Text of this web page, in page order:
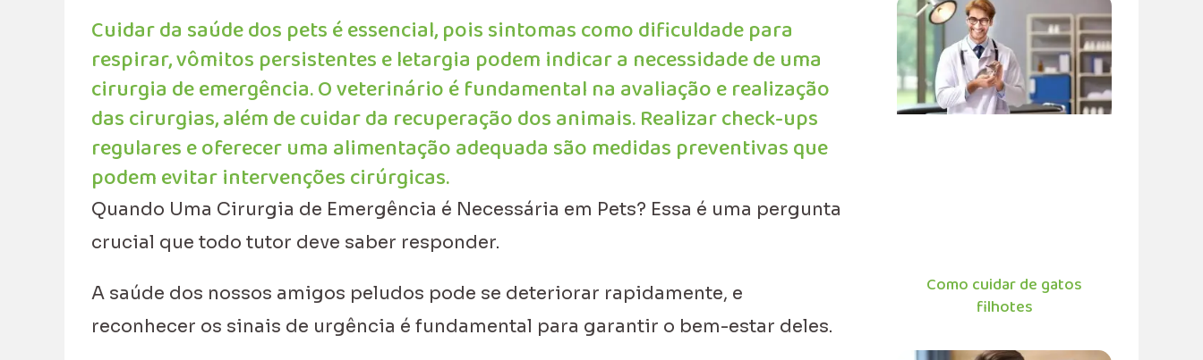
Cuidar da saúde dos pets é essencial, pois sintomas como dificuldade para
respirar, vômitos persistentes e letargia podem indicar a necessidade de uma
cirurgia de emergência. O veterinário é fundamental na avaliação e realização
das cirurgias, além de cuidar da recuperação dos animais. Realizar check-ups
regulares e oferecer uma alimentação adequada são medidas preventivas que
podem evitar intervenções cirúrgicas.
Quando Uma Cirurgia de Emergência é Necessária em Pets? Essa é uma pergunta
crucial que todo tutor deve saber responder.
A saúde dos nossos amigos peludos pode se deteriorar rapidamente, e
reconhecer os sinais de urgência é fundamental para garantir o bem-estar deles.
Como cuidar de gatos
filhotes